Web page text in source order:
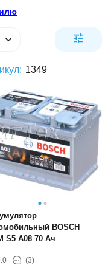
1349
BOSCH
S5 A08 70 Ач
(3)